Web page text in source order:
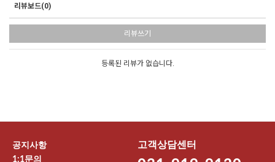
리뷰보드(0)
리뷰쓰기
등록된 리뷰가 없습니다.
공지사항
1:1문의
고객상담센터